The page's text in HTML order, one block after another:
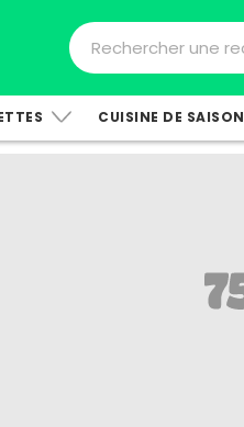
CUISINE DE SAISON